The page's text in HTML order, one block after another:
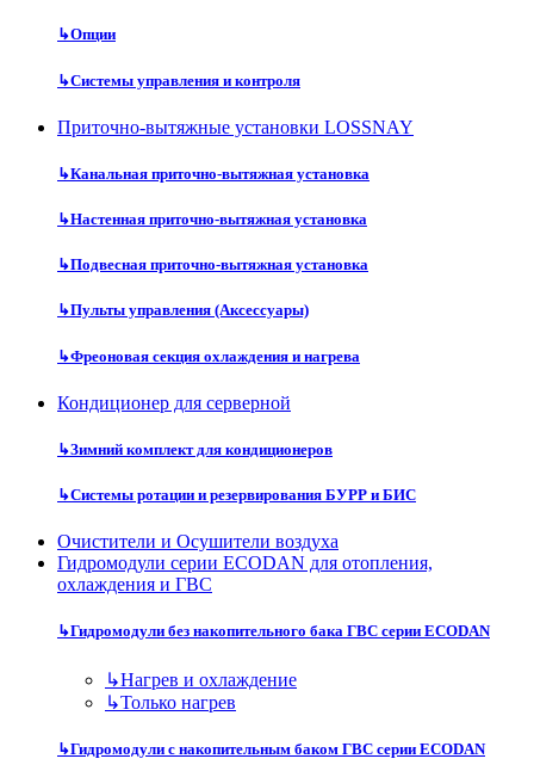
↳Опции
↳Системы управления и контроля
Приточно-вытяжные установки LOSSNAY
↳Канальная приточно-вытяжная установка
↳Настенная приточно-вытяжная установка
↳Подвесная приточно-вытяжная установка
↳Пульты управления (Аксессуары)
↳Фреоновая секция охлаждения и нагрева
Кондиционер для серверной
↳Зимний комплект для кондиционеров
↳Системы ротации и резервирования БУРР и БИС
Очистители и Осушители воздуха
Гидромодули серии ECODAN для отопления,
охлаждения и ГВС
↳Гидромодули без накопительного бака ГВС серии ECODAN
↳Нагрев и охлаждение
↳Только нагрев
↳Гидромодули с накопительным баком ГВС серии ECODAN